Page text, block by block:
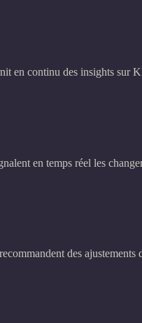
en continu des insights sur
en temps réel les
des ajustements